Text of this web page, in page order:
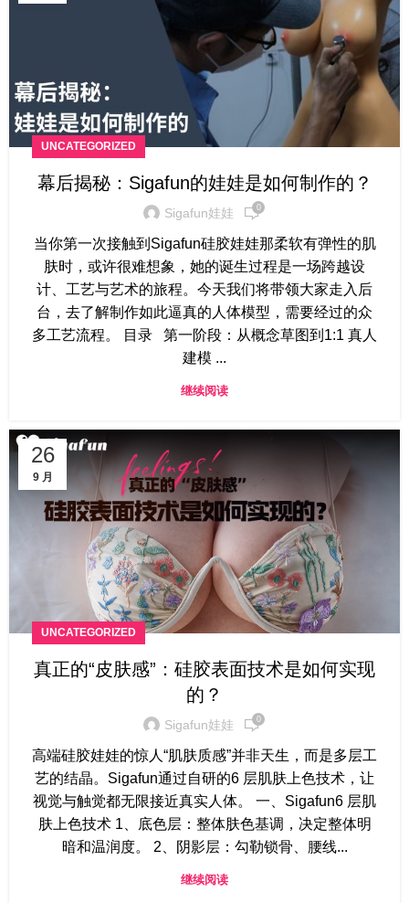
UNCATEGORIZED
幕后揭秘：Sigafun的娃娃是如何制作的？
Sigafun娃娃 0
当你第一次接触到Sigafun硅胶娃娃那柔软有弹性的肌
肤时，或许很难想象，她的诞生过程是一场跨越设
计、工艺与艺术的旅程。今天我们将带领大家走入后
台，去了解制作如此逼真的人体模型，需要经过的众
多工艺流程。 目录 第一阶段：从概念草图到1:1 真人
建模 ...
继续阅读
26
9 月
UNCATEGORIZED
真正的“皮肤感”：硅胶表面技术是如何实现
的？
Sigafun娃娃 0
高端硅胶娃娃的惊人“肌肤质感”并非天生，而是多层工
艺的结晶。Sigafun通过自研的6 层肌肤上色技术，让
视觉与触觉都无限接近真实人体。 一、Sigafun6 层肌
肤上色技术 1、底色层：整体肤色基调，决定整体明
暗和温润度。 2、阴影层：勾勒锁骨、腰线...
继续阅读